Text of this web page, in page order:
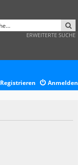
ERWEITERTE SUCHE
Anmelden
Registrieren